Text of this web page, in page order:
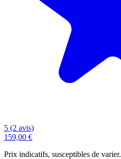
5 (2 avis)
159,00 €
Prix indicatifs, susceptibles de varier.